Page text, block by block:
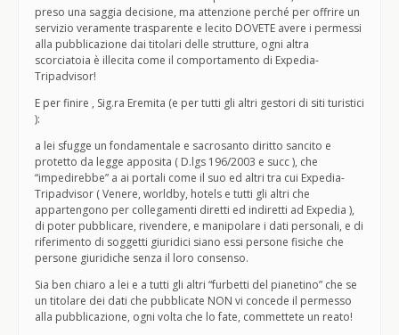
preso una saggia decisione, ma attenzione perché per offrire un
servizio veramente trasparente e lecito DOVETE avere i permessi
alla pubblicazione dai titolari delle strutture, ogni altra
scorciatoia è illecita come il comportamento di Expedia-
Tripadvisor!
E per finire , Sig.ra Eremita (e per tutti gli altri gestori di siti turistici
):
a lei sfugge un fondamentale e sacrosanto diritto sancito e
protetto da legge apposita ( D.lgs 196/2003 e succ ), che
“impedirebbe” a ai portali come il suo ed altri tra cui Expedia-
Tripadvisor ( Venere, worldby, hotels e tutti gli altri che
appartengono per collegamenti diretti ed indiretti ad Expedia ),
di poter pubblicare, rivendere, e manipolare i dati personali, e di
riferimento di soggetti giuridici siano essi persone fisiche che
persone giuridiche senza il loro consenso.
Sia ben chiaro a lei e a tutti gli altri “furbetti del pianetino” che se
un titolare dei dati che pubblicate NON vi concede il permesso
alla pubblicazione, ogni volta che lo fate, commettete un reato!